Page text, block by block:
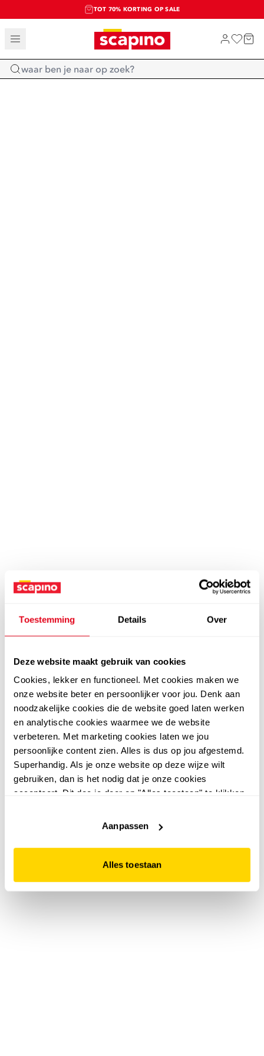
Toestemming Details Over
Deze website maakt gebruik van cookies
Cookies, lekker en functioneel. Met cookies maken we
onze website beter en persoonlijker voor jou. Denk aan
noodzakelijke cookies die de website goed laten werken
en analytische cookies waarmee we de website
verbeteren. Met marketing cookies laten we jou
persoonlijke content zien. Alles is dus op jou afgestemd.
Superhandig. Als je onze website op deze wijze wilt
gebruiken, dan is het nodig dat je onze cookies
accepteert. Dit doe je door op "Alles toestaan" te klikken.
website niet optimaal functioneert.
Aanpassen
Alles toestaan
TOT 70% KORTING OP SALE
SALE: LAATSTE KANS!
SHOP NIEUW
Home